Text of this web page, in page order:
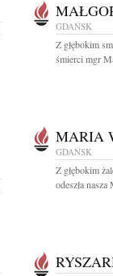
GDAŃSK
Z głębokim
śmierci mgr
MARIA
GDAŃSK
Z głębokim
odeszła